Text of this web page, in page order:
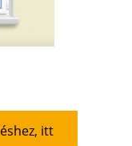
itt